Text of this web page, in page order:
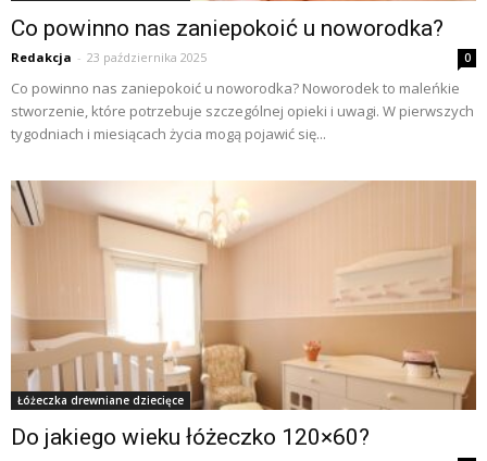
Co powinno nas zaniepokoić u noworodka?
Redakcja - 23 października 2025 0
Co powinno nas zaniepokoić u noworodka? Noworodek to maleńkie
stworzenie, które potrzebuje szczególnej opieki i uwagi. W pierwszych
tygodniach i miesiącach życia mogą pojawić się...
Łóżeczka drewniane dziecięce
Do jakiego wieku łóżeczko 120×60?